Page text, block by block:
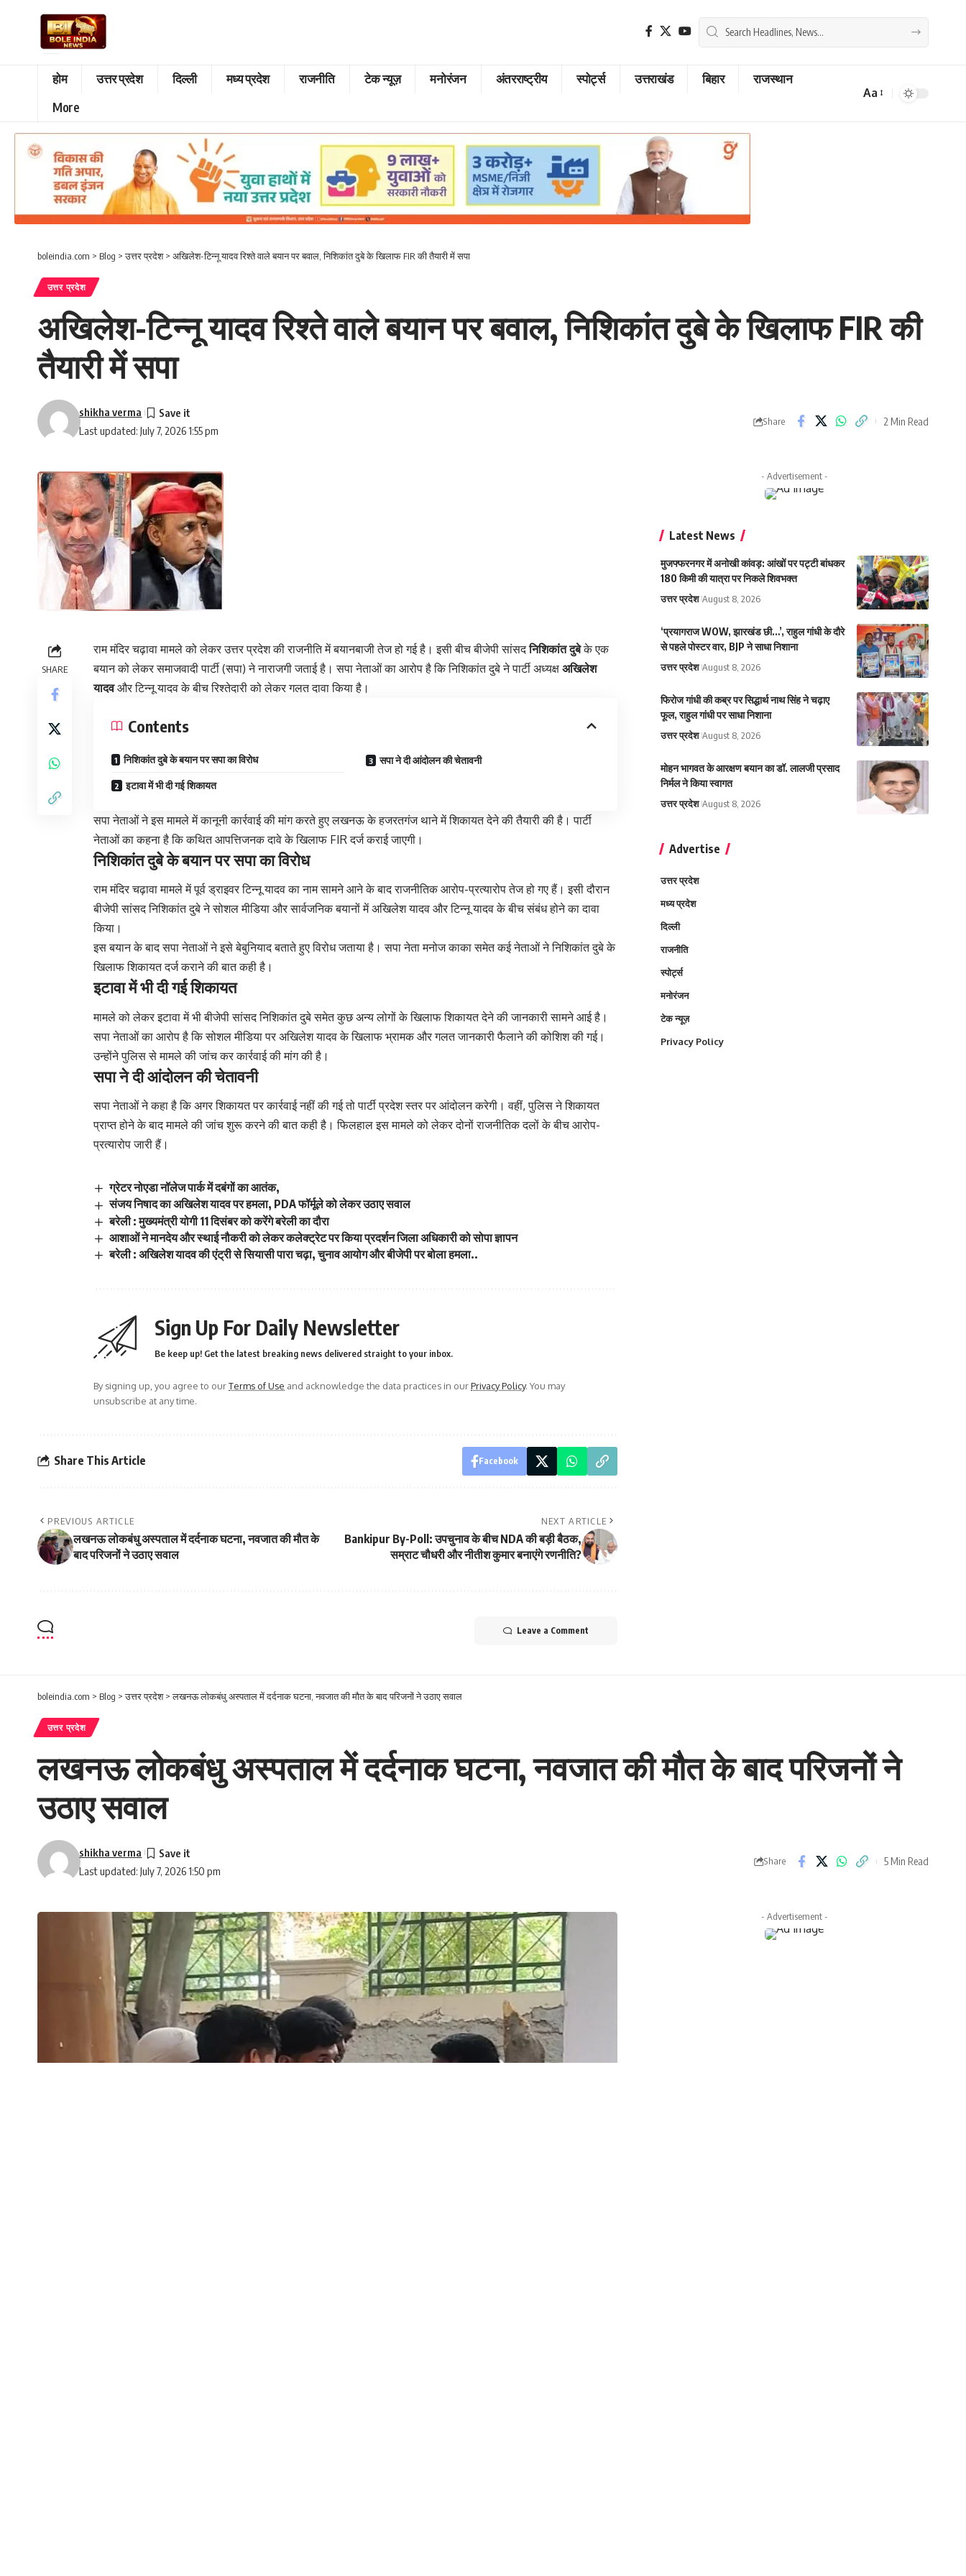
होम उत्तर प्रदेश दिल्ली मध्य प्रदेश राजनीति टेक न्यूज़ मनोरंजन अंतरराष्ट्रीय स्पोर्ट्स उत्तराखंड बिहार
राजस्थान
More
Font
Aa
boleindia.com > Blog >उत्तर प्रदेश> अखिलेश-टिन्नू यादव रिश्ते वाले बयान पर बवाल, निशिकांत दुबे के खिलाफ FIR की तैयारी में सपा
उत्तर प्रदेश
अखिलेश-टिन्नू यादव रिश्ते वाले बयान पर बवाल, निशिकांत दुबे के खिलाफ FIR की
तैयारी में सपा
Last updated: July 7, 2026 1:55 pm
shikha verma
Share 2 Min Read
SHARE
राम मंदिर चढ़ावा मामले को लेकर उत्तर प्रदेश की राजनीति में बयानबाजी तेज हो गई है। इसी बीच बीजेपी सांसदनिशिकांत दुबेके एक
बयान को लेकर समाजवादी पार्टी (सपा) ने नाराजगी जताई है। सपा नेताओं का आरोप है कि निशिकांत दुबे ने पार्टी अध्यक्ष अखिलेश
यादवऔर टिन्नू यादव के बीच रिश्तेदारी को लेकर गलत दावा किया है।
Contents
निशिकांत दुबे के बयान पर सपा का विरोध
इटावा में भी दी गई शिकायत
सपा ने दी आंदोलन की चेतावनी
सपा नेताओं ने इस मामले में कानूनी कार्रवाई की मांग करते हुए लखनऊ के हजरतगंज थाने में शिकायत देने की तैयारी की है। पार्टी
नेताओं का कहना है कि कथित आपत्तिजनक दावे के खिलाफ FIR दर्ज कराई जाएगी।
निशिकांत दुबे के बयान पर सपा का विरोध
राम मंदिर चढ़ावा मामले में पूर्व ड्राइवर टिन्नू यादव का नाम सामने आने के बाद राजनीतिक आरोप-प्रत्यारोप तेज हो गए हैं। इसी दौरान
बीजेपी सांसद निशिकांत दुबे ने सोशल मीडिया और सार्वजनिक बयानों में अखिलेश यादव और टिन्नू यादव के बीच संबंध होने का दावा
किया।
इस बयान के बाद सपा नेताओं ने इसे बेबुनियाद बताते हुए विरोध जताया है। सपा नेता मनोज काका समेत कई नेताओं ने निशिकांत दुबे के
खिलाफ शिकायत दर्ज कराने की बात कही है।
इटावा में भी दी गई शिकायत
मामले को लेकर इटावा में भी बीजेपी सांसद निशिकांत दुबे समेत कुछ अन्य लोगों के खिलाफ शिकायत देने की जानकारी सामने आई है।
सपा नेताओं का आरोप है कि सोशल मीडिया पर अखिलेश यादव के खिलाफ भ्रामक और गलत जानकारी फैलाने की कोशिश की गई।
उन्होंने पुलिस से मामले की जांच कर कार्रवाई की मांग की है।
सपा ने दी आंदोलन की चेतावनी
सपा नेताओं ने कहा है कि अगर शिकायत पर कार्रवाई नहीं की गई तो पार्टी प्रदेश स्तर पर आंदोलन करेगी। वहीं, पुलिस ने शिकायत
प्राप्त होने के बाद मामले की जांच शुरू करने की बात कही है। फिलहाल इस मामले को लेकर दोनों राजनीतिक दलों के बीच आरोप-
प्रत्यारोप जारी हैं।
ग्रेटर नोएडा नॉलेज पार्क में दबंगों का आतंक,
संजय निषाद का अखिलेश यादव पर हमला, PDA फॉर्मूले को लेकर उठाए सवाल
बरेली : मुख्यमंत्री योगी 11 दिसंबर को करेंगे बरेली का दौरा
आशाओं ने मानदेय और स्थाई नौकरी को लेकर कलेक्ट्रेट पर किया प्रदर्शन जिला अधिकारी को सोपा ज्ञापन
बरेली : अखिलेश यादव की एंट्री से सियासी पारा चढ़ा, चुनाव आयोग और बीजेपी पर बोला हमला..
Sign Up For Daily Newsletter
Be keep up! Get the latest breaking news delivered straight to your inbox.
By signing up, you agree to ourTerms of Use and acknowledge the data practices in ourPrivacy Policy. You may
unsubscribe at any time.
Share This Article Facebook
PREVIOUS ARTICLE
लखनऊ लोकबंधु अस्पताल में दर्दनाक घटना, नवजात की मौत के
बाद परिजनों ने उठाए सवाल
NEXT ARTICLE
Bankipur By-Poll: उपचुनाव के बीच NDA की बड़ी बैठक,
सम्राट चौधरी और नीतीश कुमार बनाएंगे रणनीति?
Leave a Comment
- Advertisement -
Latest News
मुजफ्फरनगर में अनोखी कांवड़: आंखों पर पट्टी बांधकर
180 किमी की यात्रा पर निकले शिवभक्त
उत्तर प्रदेश August 8, 2026
‘प्रयागराज WOW, झारखंड छी…’, राहुल गांधी के दौरे
से पहले पोस्टर वार, BJP ने साधा निशाना
उत्तर प्रदेश August 8, 2026
फिरोज गांधी की कब्र पर सिद्धार्थ नाथ सिंह ने चढ़ाए
फूल, राहुल गांधी पर साधा निशाना
उत्तर प्रदेश August 8, 2026
मोहन भागवत के आरक्षण बयान का डॉ. लालजी प्रसाद
निर्मल ने किया स्वागत
उत्तर प्रदेश August 8, 2026
Advertise
उत्तर प्रदेश
मध्य प्रदेश
दिल्ली
राजनीति
स्पोर्ट्स
मनोरंजन
टेक न्यूज़
Privacy Policy
boleindia.com > Blog >उत्तर प्रदेश>लखनऊ लोकबंधु अस्पताल में दर्दनाक घटना, नवजात की मौत के बाद परिजनों ने उठाए सवाल
उत्तर प्रदेश
लखनऊ लोकबंधु अस्पताल में दर्दनाक घटना, नवजात की मौत के बाद परिजनों ने
उठाए सवाल
Last updated: July 7, 2026 1:50 pm
shikha verma
Share 5 Min Read
- Advertisement -